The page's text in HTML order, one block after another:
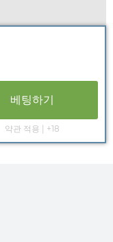
베팅하기
약관 적용 | +18